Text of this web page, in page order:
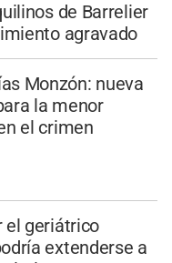
de Barrelier
agravado
Monzón: nueva
la menor
el crimen
el geriátrico
extenderse a